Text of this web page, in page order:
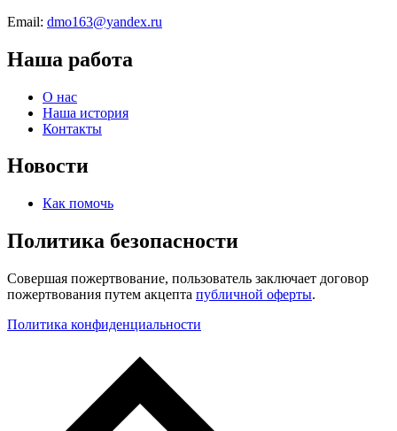
Email: dmo163@yandex.ru
Наша работа
О нас
Наша история
Контакты
Новости
Как помочь
Политика безопасности
Совершая пожертвование, пользователь заключает договор
пожертвования путем акцепта публичной оферты.
Политика конфиденциальности